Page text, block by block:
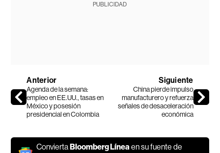
PUBLICIDAD
Anterior
Agenda de la semana:
empleo en EE.UU., tasas en
México y posesión
presidencial en Colombia
Siguiente
China pierde impulso
manufacturero y refuerza
señales de desaceleración
económica
ConviertaBloomberg Línea en su fuente de